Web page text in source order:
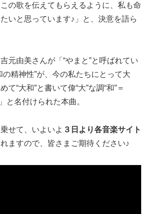
の歌を伝えてもらえるように、私も命
いと思っています♪」と、決意を語ら
元由美さんが「“やまと”と呼ばれてい
の精神性”が、今の私たちにとって大
て“大和”と書いて偉“大”な調“和”＝
と名付けられた本曲。
せて、いよいよ ３日より各音楽サイト
ますので、皆さまご期待ください♪